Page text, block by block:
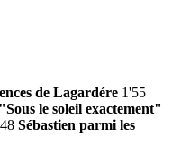
de Lagardére 1'55
le soleil exactement"
Sébastien parmi les